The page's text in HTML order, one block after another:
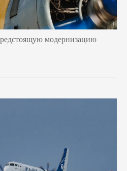
модернизацию